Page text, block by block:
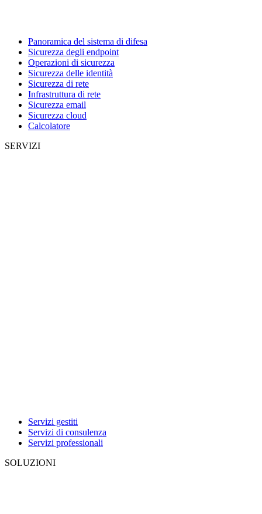
Panoramica del sistema di difesa
Sicurezza degli endpoint
Operazioni di sicurezza
Sicurezza delle identità
Sicurezza di rete
Infrastruttura di rete
Sicurezza email
Sicurezza cloud
Calcolatore
SERVIZI
Servizi gestiti
Servizi di consulenza
Servizi professionali
SOLUZIONI